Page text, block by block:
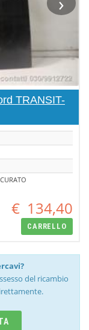
TRANSIT-
€ 134,40
CARRELLO
del ricambio